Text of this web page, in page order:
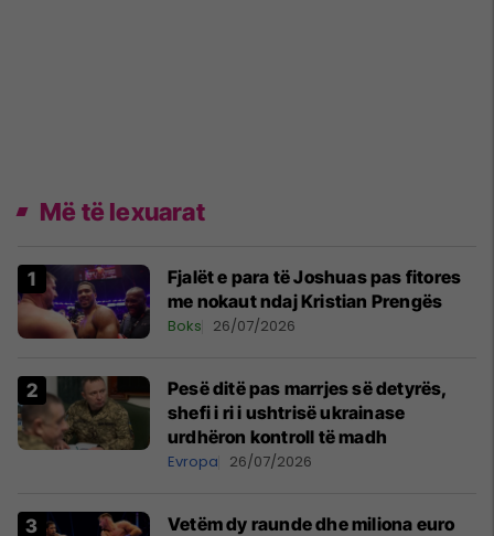
Më të lexuarat
Fjalët e para të Joshuas pas fitores
me nokaut ndaj Kristian Prengës
Boks 26/07/2026
Pesë ditë pas marrjes së detyrës,
shefi i ri i ushtrisë ukrainase
urdhëron kontroll të madh
Evropa 26/07/2026
Vetëm dy raunde dhe miliona euro